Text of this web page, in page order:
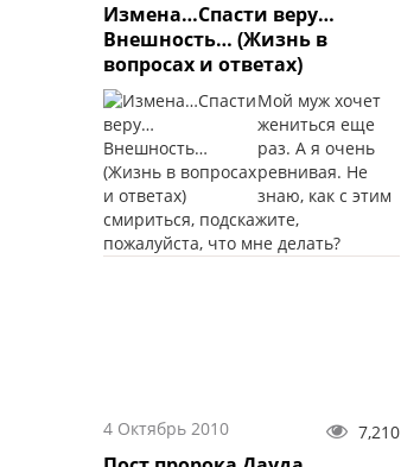
Измена…Спасти веру…
Внешность… (Жизнь в
вопросах и ответах)
Мой муж хочет
жениться еще
раз. А я очень
ревнивая. Не
знаю, как с этим
смириться, подскажите,
пожалуйста, что мне делать?
4 Октябрь 2010 7,210